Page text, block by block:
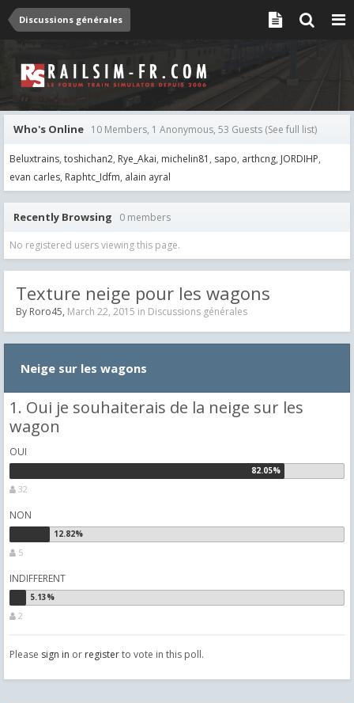
Discussions générales
Who's Online 10 Members, 1 Anonymous, 53 Guests (See full list)
Beluxtrains toshichan2 Rye_Akai michelin81 sapo arthcng JORDIHP
evan carles Raphtc_Idfm alain ayral
Recently Browsing 0 members
No registered users viewing this page.
Texture neige pour les wagons
By Roro45, March 22, 2015 in Discussions générales
Neige sur les wagons
1. Oui je souhaiterais de la neige sur les
wagon
OUI
32
NON
5
INDIFFERENT
2
Please sign in or registerto vote in this poll.